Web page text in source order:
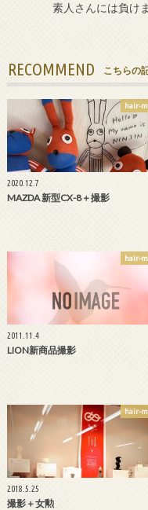
素人さんには負け
RECOMMEND こちらの
hair-
2020.12.7
MAZDA 新型CX-8＋撮影
hair-
2011.11.4
LION新商品撮影
hair-
2018.5.25
撮影＋女勲